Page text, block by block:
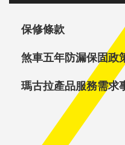
保修條款
煞車五年防漏保固政
瑪古拉產品服務需求